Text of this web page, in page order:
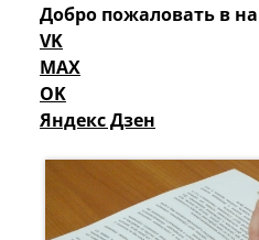
Добро пожаловать в
VK
MAX
OK
Яндекс Дзен